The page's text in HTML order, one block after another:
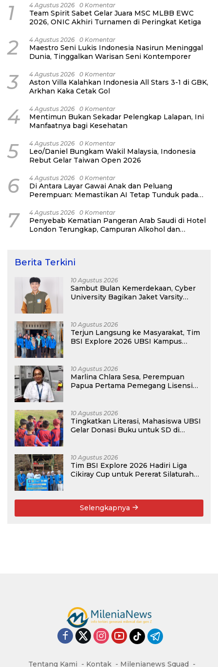
1 4 Agustus 2026 0 Komentar
Team Spirit Sabet Gelar Juara MSC MLBB EWC
2026, ONIC Akhiri Turnamen di Peringkat Ketiga
2 4 Agustus 2026 0 Komentar
Maestro Seni Lukis Indonesia Nasirun Meninggal
Dunia, Tinggalkan Warisan Seni Kontemporer
3 4 Agustus 2026 0 Komentar
Aston Villa Kalahkan Indonesia All Stars 3-1 di GBK,
Arkhan Kaka Cetak Gol
4 4 Agustus 2026 0 Komentar
Mentimun Bukan Sekadar Pelengkap Lalapan, Ini
Manfaatnya bagi Kesehatan
5 4 Agustus 2026 0 Komentar
Leo/Daniel Bungkam Wakil Malaysia, Indonesia
Rebut Gelar Taiwan Open 2026
6 4 Agustus 2026 0 Komentar
Di Antara Layar Gawai Anak dan Peluang
Perempuan: Memastikan AI Tetap Tunduk pada
7 4 Agustus 2026 0 Komentar
Penyebab Kematian Pangeran Arab Saudi di Hotel
London Terungkap, Campuran Alkohol dan
Berita Terkini
10 Agustus 2026
Sambut Bulan Kemerdekaan, Cyber
University Bagikan Jaket Varsity
10 Agustus 2026
Terjun Langsung ke Masyarakat, Tim
BSI Explore 2026 UBSI Kampus
10 Agustus 2026
Marlina Chlara Sesa, Perempuan
Papua Pertama Pemegang Lisensi
10 Agustus 2026
Tingkatkan Literasi, Mahasiswa UBSI
Gelar Donasi Buku untuk SD di
10 Agustus 2026
Tim BSI Explore 2026 Hadiri Liga
Cikiray Cup untuk Pererat Silaturahmi
Selengkapnya
Tentang Kami Kontak Milenianews Squad